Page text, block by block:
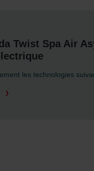
Twist Spa Air
les technologies